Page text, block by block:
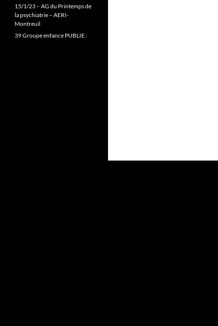
15/1/23 – AG du Printemps de
la psychiatrie – AERI-
Montreuil
39 Groupe enfance PUBLIE :